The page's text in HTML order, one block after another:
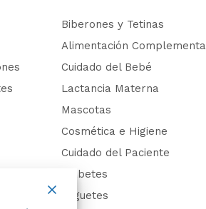
Biberones y Tetinas
Alimentación
Cuidado del Bebé
Lactancia Materna
Mascotas
Cosmética e Higiene
Cuidado del Paciente
Diabetes
Juguetes